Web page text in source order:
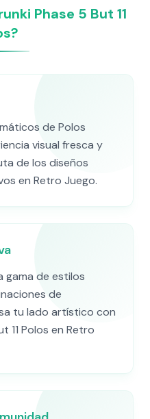
Phase 5 But 11
de Polos
visual fresca y
de los diseños
en Retro Juego.
gama de estilos
de
tu lado artístico con
11 Polos en Retro